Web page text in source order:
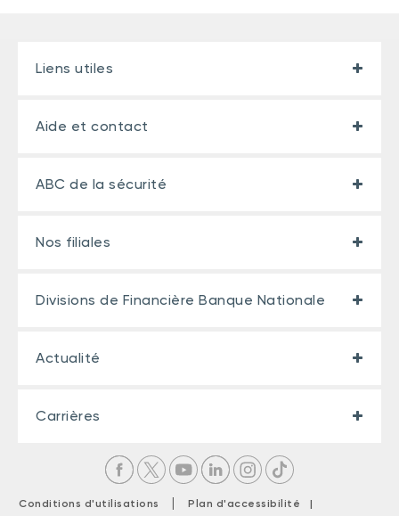
Liens utiles
Aide et contact
ABC de la sécurité
Nos filiales
Divisions de Financière Banque Nationale
Actualité
Carrières
Conditions d'utilisations | Plan d'accessibilité |